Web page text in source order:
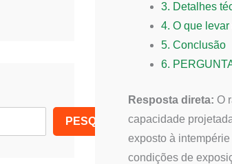
PESQUISAR
3. Detalhes
4. O que
5. Conclusão
6.
Resposta direta: O
capacidade
exposto à
condições de